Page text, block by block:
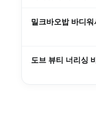
밀크바오밥 바디
도브 뷰티 너리싱